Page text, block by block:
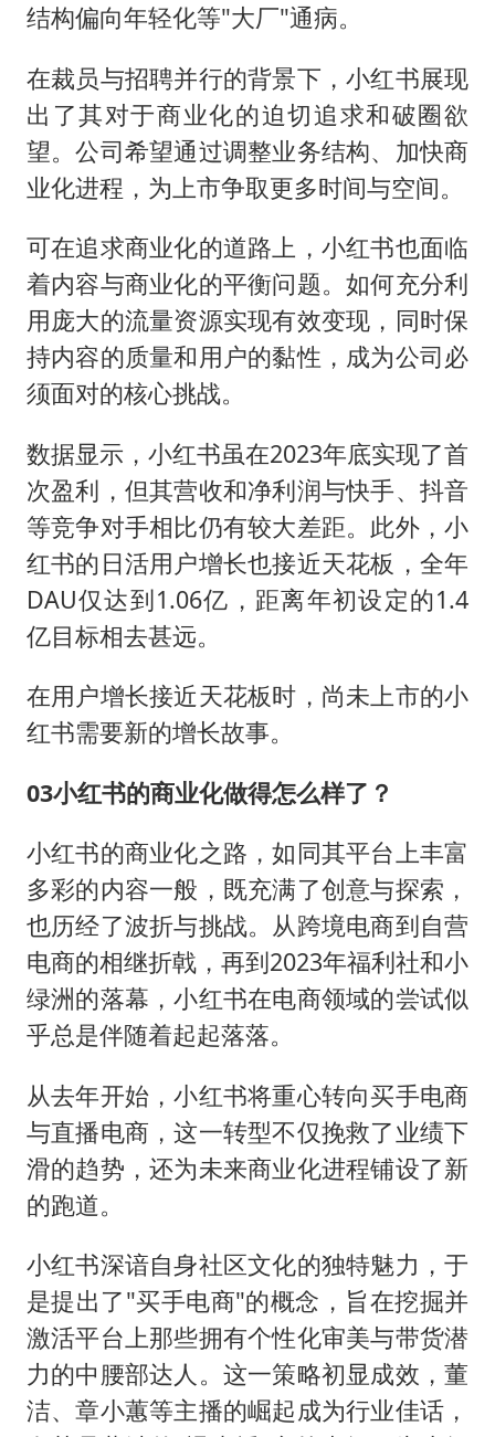
结构偏向年轻化等"大厂"通病。
在裁员与招聘并行的背景下，小红书展现
出了其对于商业化的迫切追求和破圈欲
望。公司希望通过调整业务结构、加快商
业化进程，为上市争取更多时间与空间。
可在追求商业化的道路上，小红书也面临
着内容与商业化的平衡问题。如何充分利
用庞大的流量资源实现有效变现，同时保
持内容的质量和用户的黏性，成为公司必
须面对的核心挑战。
数据显示，小红书虽在2023年底实现了首
次盈利，但其营收和净利润与快手、抖音
等竞争对手相比仍有较大差距。此外，小
红书的日活用户增长也接近天花板，全年
DAU仅达到1.06亿，距离年初设定的1.4
亿目标相去甚远。
在用户增长接近天花板时，尚未上市的小
红书需要新的增长故事。
03小红书的商业化做得怎么样了？
小红书的商业化之路，如同其平台上丰富
多彩的内容一般，既充满了创意与探索，
也历经了波折与挑战。从跨境电商到自营
电商的相继折戟，再到2023年福利社和小
绿洲的落幕，小红书在电商领域的尝试似
乎总是伴随着起起落落。
从去年开始，小红书将重心转向买手电商
与直播电商，这一转型不仅挽救了业绩下
滑的趋势，还为未来商业化进程铺设了新
的跑道。
小红书深谙自身社区文化的独特魅力，于
是提出了"买手电商"的概念，旨在挖掘并
激活平台上那些拥有个性化审美与带货潜
力的中腰部达人。这一策略初显成效，董
洁、章小蕙等主播的崛起成为行业佳话，